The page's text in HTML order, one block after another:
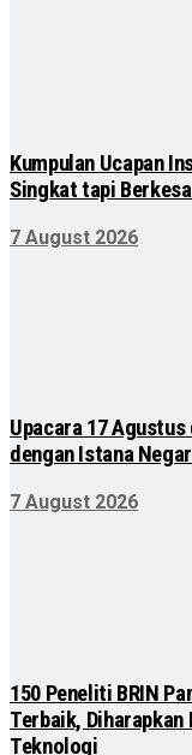
Kumpulan Ucapan
Singkat tapi
7 August 2026
Upacara 17
dengan Istana
7 August 2026
150 Peneliti BRIN
Terbaik,
Teknologi